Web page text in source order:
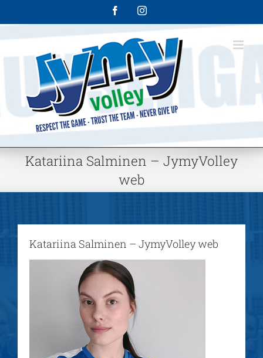
FacebookInstagram
Katariina Salminen – JymyVolley
web
Katariina Salminen – JymyVolley web